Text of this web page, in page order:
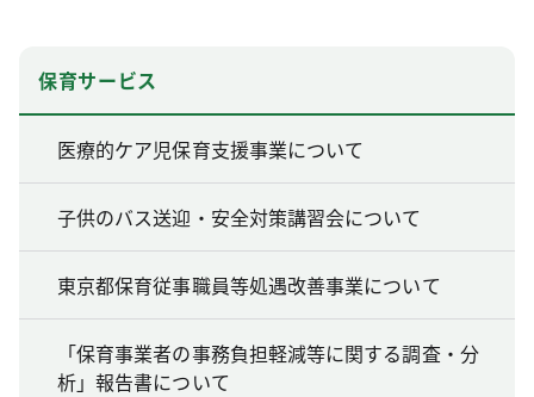
保育サービス
医療的ケア児保育支援事業について
子供のバス送迎・安全対策講習会について
東京都保育従事職員等処遇改善事業について
「保育事業者の事務負担軽減等に関する調査・分
析」報告書について